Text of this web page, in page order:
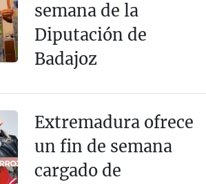
semana de la
Diputación de
Badajoz
Extremadura ofrece
un fin de semana
cargado de